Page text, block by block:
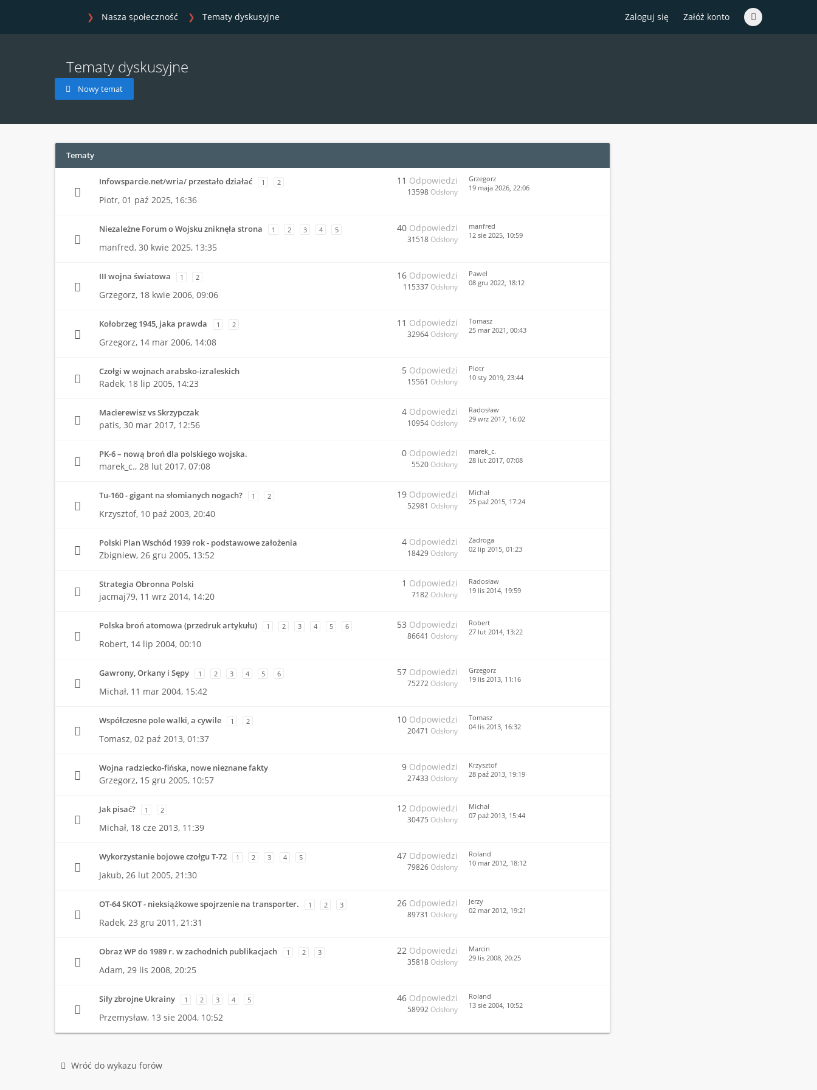
Zaloguj się Załóż konto
Nasza społeczność Tematy dyskusyjne
Tematy dyskusyjne
Nowy temat
Tematy
Infowsparcie.net/wria/ przestało działać 1 2
Piotr, 01 paź 2025, 16:36
11 Odpowiedzi
13598 Odsłony
Grzegorz
19 maja 2026, 22:06
Niezależne Forum o Wojsku zniknęła strona 1 2 3 4 5
manfred, 30 kwie 2025, 13:35
40 Odpowiedzi
31518 Odsłony
manfred
12 sie 2025, 10:59
III wojna światowa 1 2
Grzegorz, 18 kwie 2006, 09:06
16 Odpowiedzi
115337 Odsłony
Pawel
08 gru 2022, 18:12
Kołobrzeg 1945, jaka prawda 1 2
Grzegorz, 14 mar 2006, 14:08
11 Odpowiedzi
32964 Odsłony
Tomasz
25 mar 2021, 00:43
Czołgi w wojnach arabsko-izraleskich
Radek, 18 lip 2005, 14:23
5 Odpowiedzi
15561 Odsłony
Piotr
10 sty 2019, 23:44
Macierewisz vs Skrzypczak
patis, 30 mar 2017, 12:56
4 Odpowiedzi
10954 Odsłony
Radosław
29 wrz 2017, 16:02
PK-6 – nową broń dla polskiego wojska.
marek_c., 28 lut 2017, 07:08
0 Odpowiedzi
5520 Odsłony
marek_c.
28 lut 2017, 07:08
Tu-160 - gigant na słomianych nogach? 1 2
Krzysztof, 10 paź 2003, 20:40
19 Odpowiedzi
52981 Odsłony
Michał
25 paź 2015, 17:24
Polski Plan Wschód 1939 rok - podstawowe założenia
Zbigniew, 26 gru 2005, 13:52
4 Odpowiedzi
18429 Odsłony
Zadroga
02 lip 2015, 01:23
Strategia Obronna Polski
jacmaj79, 11 wrz 2014, 14:20
1 Odpowiedzi
7182 Odsłony
Radosław
19 lis 2014, 19:59
Polska broń atomowa (przedruk artykułu) 1 2 3 4 5 6
Robert, 14 lip 2004, 00:10
53 Odpowiedzi
86641 Odsłony
Robert
27 lut 2014, 13:22
Gawrony, Orkany i Sępy 1 2 3 4 5 6
Michał, 11 mar 2004, 15:42
57 Odpowiedzi
75272 Odsłony
Grzegorz
19 lis 2013, 11:16
Współczesne pole walki, a cywile 1 2
Tomasz, 02 paź 2013, 01:37
10 Odpowiedzi
20471 Odsłony
Tomasz
04 lis 2013, 16:32
Wojna radziecko-fińska, nowe nieznane fakty
Grzegorz, 15 gru 2005, 10:57
9 Odpowiedzi
27433 Odsłony
Krzysztof
28 paź 2013, 19:19
Jak pisać? 1 2
Michał, 18 cze 2013, 11:39
12 Odpowiedzi
30475 Odsłony
Michał
07 paź 2013, 15:44
Wykorzystanie bojowe czołgu T-72 1 2 3 4 5
Jakub, 26 lut 2005, 21:30
47 Odpowiedzi
79826 Odsłony
Roland
10 mar 2012, 18:12
OT-64 SKOT - nieksiążkowe spojrzenie na transporter. 1 2 3
Radek, 23 gru 2011, 21:31
26 Odpowiedzi
89731 Odsłony
Jerzy
02 mar 2012, 19:21
Obraz WP do 1989 r. w zachodnich publikacjach 1 2 3
Adam, 29 lis 2008, 20:25
22 Odpowiedzi
35818 Odsłony
Marcin
29 lis 2008, 20:25
Siły zbrojne Ukrainy 1 2 3 4 5
Przemysław, 13 sie 2004, 10:52
46 Odpowiedzi
58992 Odsłony
Roland
13 sie 2004, 10:52
Wróć do wykazu forów